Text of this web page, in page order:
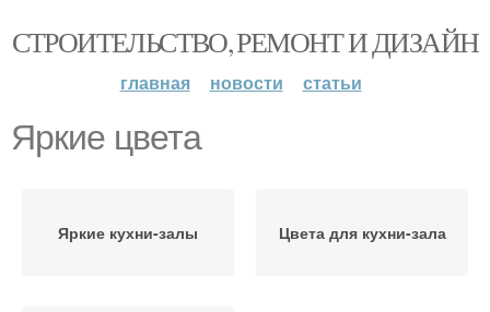
СТРОИТЕЛЬСТВО, РЕМОНТ И ДИЗАЙН
главная новости статьи
Яркие цвета
Яркие кухни-залы Цвета для кухни-зала